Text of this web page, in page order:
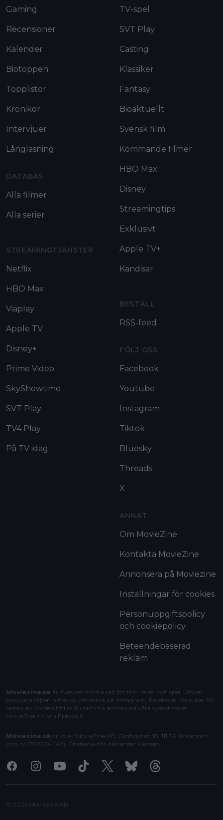
Gaming
Recensioner
Kalender
Biotoppen
Topplistor
Krönikor
Intervjuer
Långläsning
DATABAS
Alla filmer
Alla serier
STREAMINGTJÄNSTER
Netflix
HBO Max
Viaplay
Apple TV
Disney+
Prime Video
SkyShowtime
SVT Play
TV4 Play
På TV idag
TV-spel
SVT Play
Casting
Klassiker
Fantasy
Bioaktuellt
Svensk film
Kommande filmer
HBO Max
Disney
Streamingtips
Exklusivt
Apple TV+
Kändisar
BESTÄLL
RSS-feed
FÖLJ OSS
Facebook
Youtube
Instagram
Tiktok
Bluesky
Threads
X
ANNAT
Om MovieZine
Kontakta MovieZine
Annonsera på Moviezine
Inställningar för cookies
Personuppgiftspolicy
och cookiepolicy
Beteendebaserad
reklam
Moviezine.se är Sveriges största sajt för film, serier och spel. Utöver
populära sajten hittar du oss också på Instagram, Facebook, Youtube. För
resten av Norden hittar du samma ämnen på våra syskonsajter
MovieZine.no och Episodi.fi
Moviezine.se drivs av MovieZine AB, Olofsgatan 18, 111 36 Stockholm
(org.nr 559200-1142). Chefredaktör Alexander Kardelo
FacebookInstagramYoutubeTiktok X BlueskyThreads
© 2025 Moviezine AB